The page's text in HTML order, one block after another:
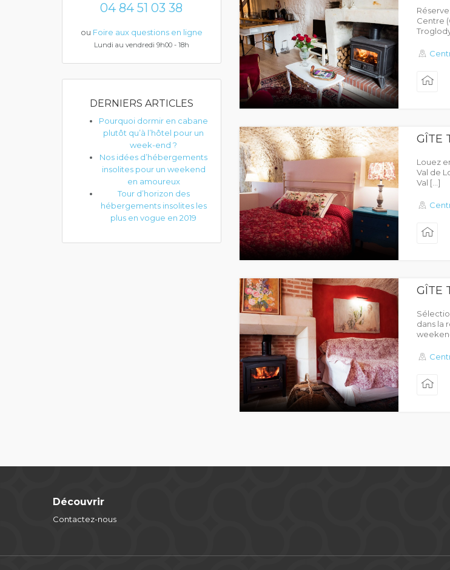
04 84 51 03 38
ou Foire aux questions en ligne
Lundi au vendredi 9h00 - 18h
DERNIERS ARTICLES
Pourquoi dormir en cabane
plutôt qu’à l’hôtel pour un
week-end ?
Nos idées d’hébergements
insolites pour un weekend
en amoureux
Tour d’horizon des
hébergements insolites les
plus en vogue en 2019
Centre
GÎTE
Louez
Val de
Val […]
GÎTE
dans la
Découvrir
Contactez-nous